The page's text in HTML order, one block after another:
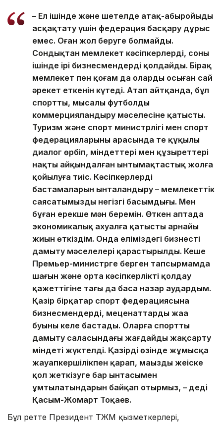
– Ел ішінде және шетелде атақ-абыройыңды
асқақтату үшін федерация басқару дұрыс
емес. Оған жол беруге болмайды.
Сондықтан мемлекет кәсіпкерлерді, соның
ішінде ірі бизнесмендерді қолдайды. Бірақ
мемлекет пен қоғам да олардың осыған сай
әрекет еткенін күтеді. Атап айтқанда, бұл
спортты, мысалы футболды
коммерцияландыру мәселесіне қатысты.
Туризм және спорт министрлігі мен спорт
федерацияларының арасында тең құқылы
диалог өрбіп, міндеттері мен құзыреттері
нақты айқындалған ынтымақтастық жолға
қойылуға тиіс. Кәсіпкерлердің
бастамаларын ынталандыру – мемлекеттік
саясатымыздың негізгі басымдығы. Мен
бұған ерекше мән беремін. Өткен аптада
экономикалық ахуалға қатысты арнайы
жиын өткіздім. Онда еліміздегі бизнесті
дамыту мәселелері қарастырылды. Кеше
Премьер-министрге берген тапсырмамда
шағын және орта кәсіпкерлікті қолдау
қажеттігіне тағы да баса назар аудардым.
Қазір бірқатар спорт федерациясына
бизнесмендердің, меценаттардың жаңа
буыны келе бастады. Оларға спортты
дамыту саласындағы жағдайды жақсарту
міндеті жүктелді. Қазірдің өзінде жұмысқа
жауапкершілікпен қарап, маңызды жеңіске
қол жеткізуге бар ынтасымен
ұмтылатындарын байқап отырмыз, – деді
Қасым-Жомарт Тоқаев.
Бұл ретте Президент ТЖМ қызметкерлері,